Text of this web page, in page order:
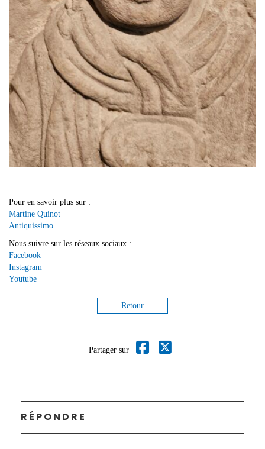
Pour en savoir plus sur :
Martine Quinot
Antiquissimo
Nous suivre sur les réseaux sociaux :
Facebook
Instagram
Youtube
Retour
Partager sur
RÉPONDRE